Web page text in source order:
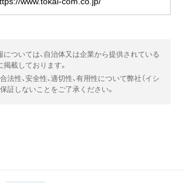
ついては、自治体又は企業から提供されている
載しております。
法性、安全性、適切性、有用性について弊社（イシ
証しないことをご了承ください。